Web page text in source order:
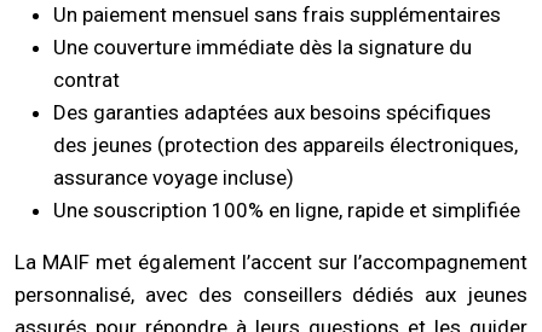
Un paiement mensuel sans frais supplémentaires
Une couverture immédiate dès la signature du
contrat
Des garanties adaptées aux besoins spécifiques
des jeunes (protection des appareils électroniques,
assurance voyage incluse)
Une souscription 100% en ligne, rapide et simplifiée
La MAIF met également l’accent sur l’accompagnement
personnalisé, avec des conseillers dédiés aux jeunes
assurés pour répondre à leurs questions et les guider